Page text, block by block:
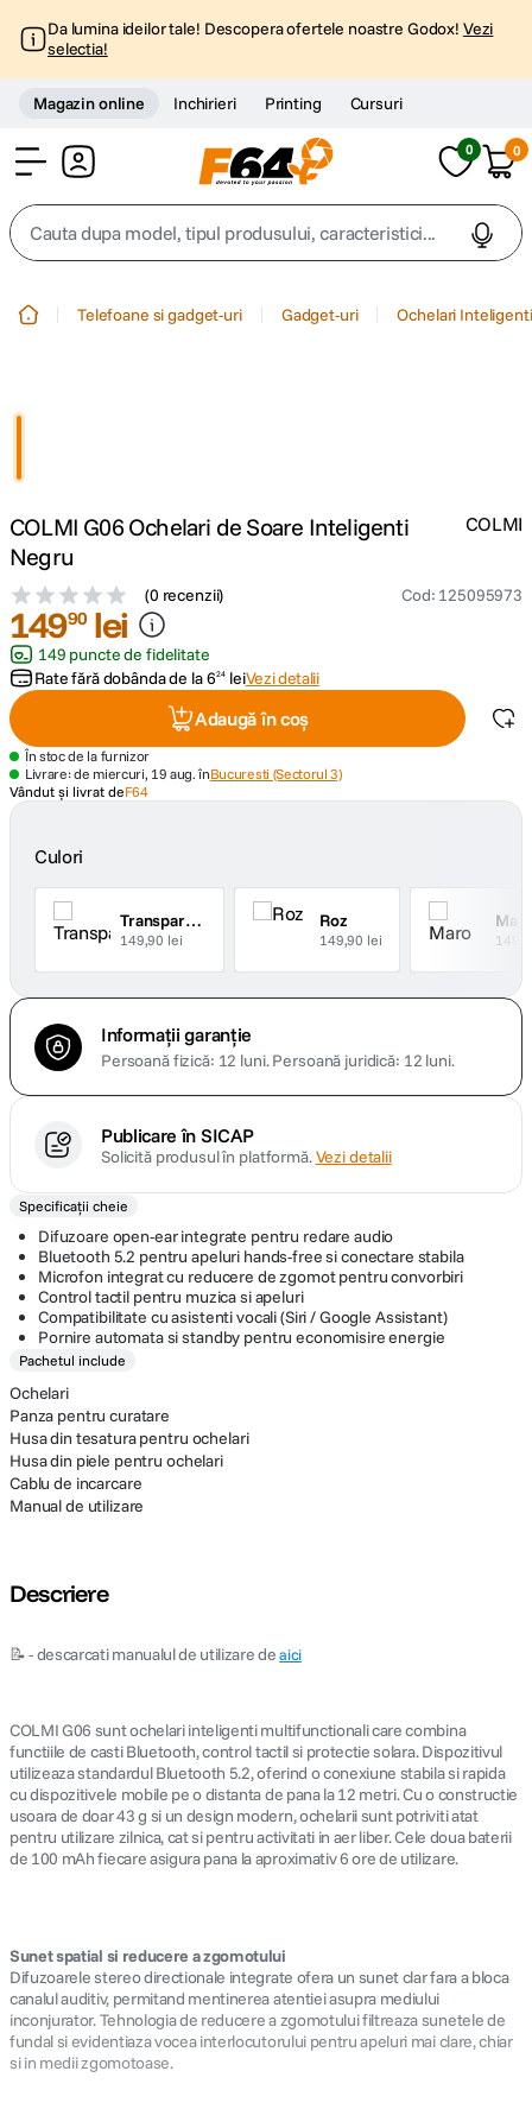
Da lumina ideilor tale! Descopera ofertele noastre Godox! Vezi
selectia!
Magazin online Inchirieri Printing Cursuri
0 0
Cauta dupa model, tipul produsului, caracteristici...
4. peak design
canon sx740 hs
6. lavaliera
sony fx
8. card memorie
10.
Telefoane si gadget-uri Gadget-uri Ochelari Inteligenti
COLMI G06 Ochelari de Soare Inteligenti
Negru
(0 recenzii) Cod: 125095973
COLMI
14990 lei
149 puncte de fidelitate
Rate fără dobânda de la624 leiVezi detalii
Adaugă în coș
În stoc de la furnizor
Livrare: de miercuri, 19 aug. înBucuresti (Sectorul 3)
Vândut și livrat deF64
Culori
Transparent
149,90 lei
Roz
149,90 lei
Informații garanție
Persoană fizică: 12 luni.Persoană juridică: 12 luni.
Publicare în SICAP
Solicită produsul în platformă.Vezi detalii
Specificații cheie
Difuzoare open-ear integrate pentru redare audio
Bluetooth 5.2 pentru apeluri hands-free si conectare stabila
Microfon integrat cu reducere de zgomot pentru convorbiri
Control tactil pentru muzica si apeluri
Compatibilitate cu asistenti vocali (Siri / Google Assistant)
Pornire automata si standby pentru economisire energie
Pachetul include
Ochelari
Panza pentru curatare
Husa din tesatura pentru ochelari
Husa din piele pentru ochelari
Cablu de incarcare
Manual de utilizare
Descriere
📝 - descarcati manualul de utilizare deaici
COLMI G06 sunt ochelari inteligenti multifunctionali care combina
functiile de casti Bluetooth, control tactil si protectie solara. Dispozitivul
utilizeaza standardul Bluetooth 5.2, oferind o conexiune stabila si rapida
cu dispozitivele mobile pe o distanta de pana la 12 metri. Cu o constructie
usoara de doar 43 g si un design modern, ochelarii sunt potriviti atat
pentru utilizare zilnica, cat si pentru activitati in aer liber. Cele doua baterii
de 100 mAh fiecare asigura pana la aproximativ 6 ore de utilizare.
Sunet spatial si reducere a zgomotului
Difuzoarele stereo directionale integrate ofera un sunet clar fara a bloca
canalul auditiv, permitand mentinerea atentiei asupra mediului
inconjurator. Tehnologia de reducere a zgomotului filtreaza sunetele de
fundal si evidentiaza vocea interlocutorului pentru apeluri mai clare, chiar
si in medii zgomotoase.